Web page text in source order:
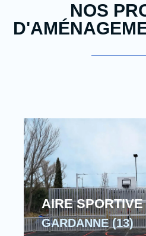
NOS
AIRE SPORTIVE
GARDANNE (13)